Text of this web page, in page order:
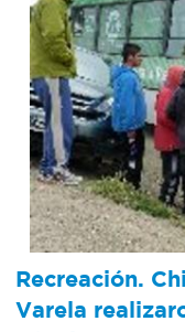
Recreación.
Varela